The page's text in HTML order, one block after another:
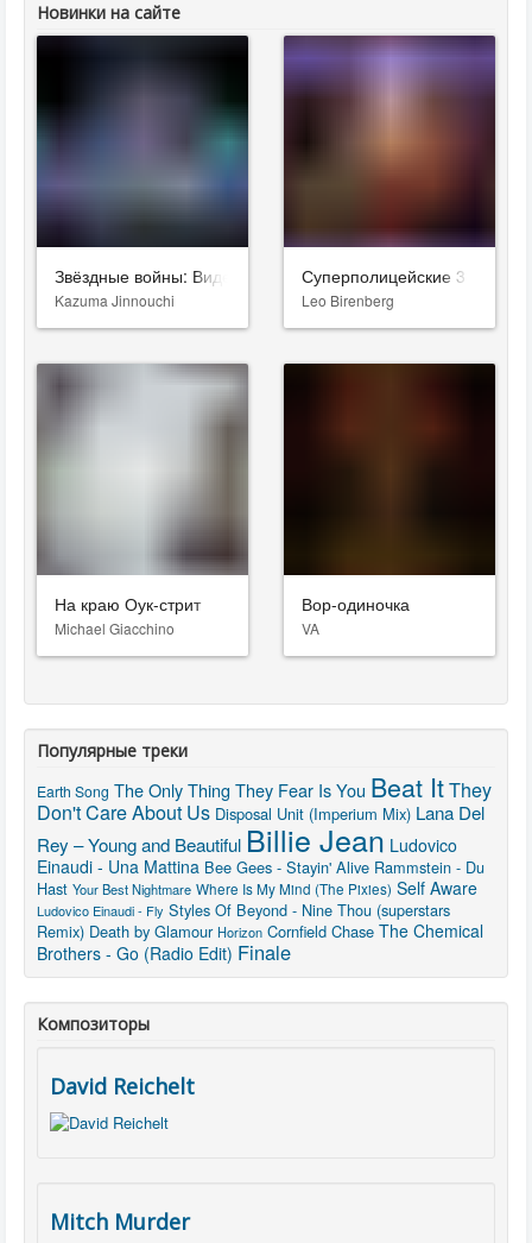
Новинки на сайте
Звёздные войны: Видения. Девятый джедай
Kazuma Jinnouchi
Суперполицейские 3
Leo Birenberg
На краю Оук-стрит
Michael Giacchino
Вор-одиночка
VA
Популярные треки
Earth Song The Only Thing They Fear Is You Beat ItThey
Don't Care About Us Disposal Unit (Imperium Mix) Lana Del
Rey – Young and Beautiful Billie Jean Ludovico
Einaudi - Una Mattina Bee Gees - Stayin' Alive Rammstein - Du
Hast Your Best Nightmare Where Is My Mind (The Pixies) Self Aware
Ludovico Einaudi - Fly Styles Of Beyond - Nine Thou (superstars
Remix) Death by Glamour Horizon Cornfield Chase The Chemical
Brothers - Go (Radio Edit) Finale
Композиторы
David Reichelt
Mitch Murder